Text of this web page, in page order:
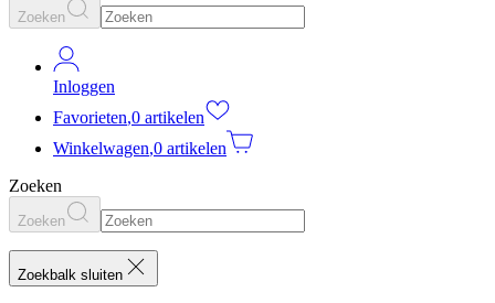
Zoeken
Inloggen
Favorieten,0 artikelen
Winkelwagen,0 artikelen
Zoeken
Zoeken
Zoekbalk sluiten